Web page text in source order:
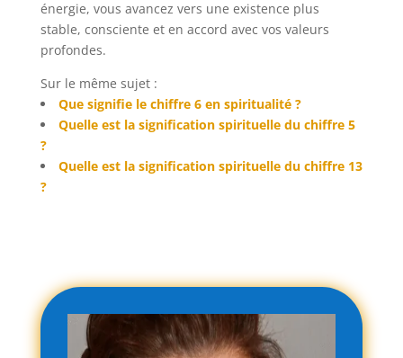
énergie, vous avancez vers une existence plus
stable, consciente et en accord avec vos valeurs
profondes.
Sur le même sujet :
Que signifie le chiffre 6 en spiritualité ?
Quelle est la signification spirituelle du chiffre 5
?
Quelle est la signification spirituelle du chiffre 13
?